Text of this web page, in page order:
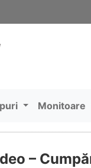
Monitoare
–